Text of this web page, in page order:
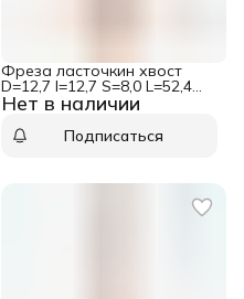
Нет в наличии
Фреза ласточкин хвост
D=12,7 I=12,7 S=8,0 L=52,4
CMT 918.127.11
Подписаться